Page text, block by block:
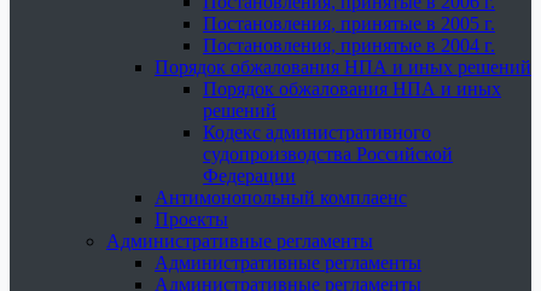
Постановления, принятые в 2005 г.
Постановления, принятые в 2004 г.
Порядок обжалования НПА и иных решений
Порядок обжалования НПА и иных
решений
Кодекс административного
судопроизводства Российской
Федерации
Антимонопольный комплаенс
Проекты
Административные регламенты
Административные регламенты
Административные регламенты